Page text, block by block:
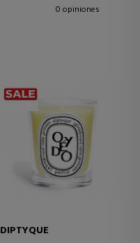
0 opiniones
DIPTYQUE